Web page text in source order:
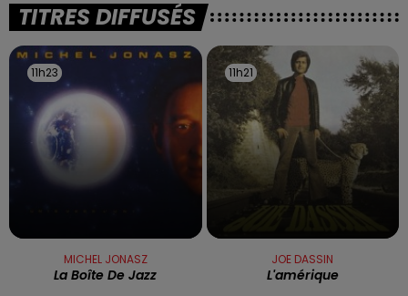
TITRES DIFFUSÉS
11h23
11h23
MICHEL JONASZ
La Boîte De Jazz
11h21
11h21
JOE DASSIN
L'amérique